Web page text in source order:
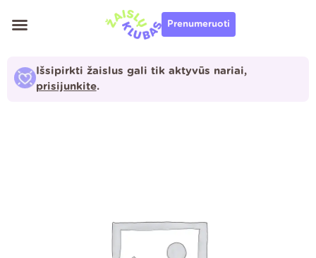
prie
Prenumeruoti
Išsipirkti žaislus gali tik aktyvūs nariai,
prisijunkite.